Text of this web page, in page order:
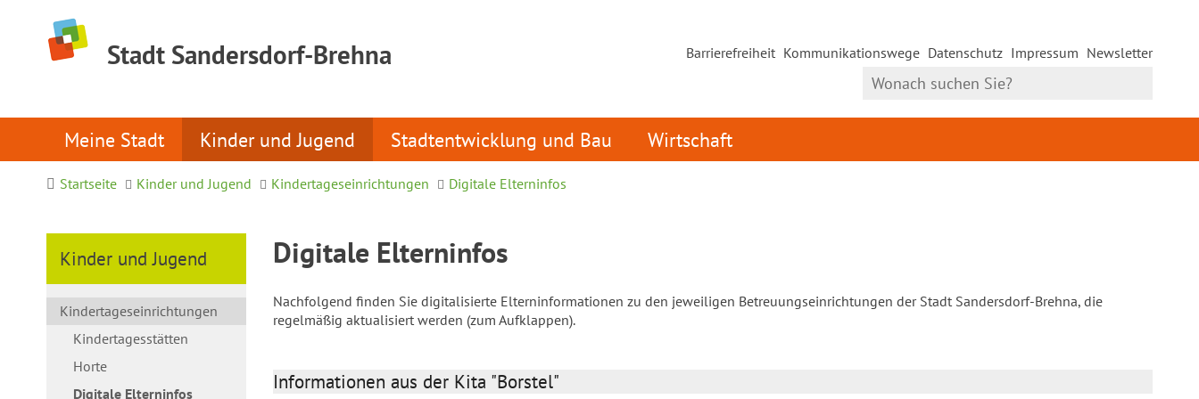
Stadt Sandersdorf-Brehna Barrierefreiheit Kommunikationswege Datenschutz Impressum Newsletter
Meine Stadt Kinder und Jugend Stadtentwicklung und Bau Wirtschaft
Startseite Kinder und Jugend Kindertageseinrichtungen Digitale Elterninfos
Kinder und Jugend
Kindertageseinrichtungen
Kindertagesstätten
Horte
Digitale Elterninfos
Digitale Elterninfos
Nachfolgend finden Sie digitalisierte Elterninformationen zu den jeweiligen Betreuungseinrichtungen der Stadt Sandersdorf-Brehna, die
regelmäßig aktualisiert werden (zum Aufklappen).
Informationen aus der Kita "Borstel"